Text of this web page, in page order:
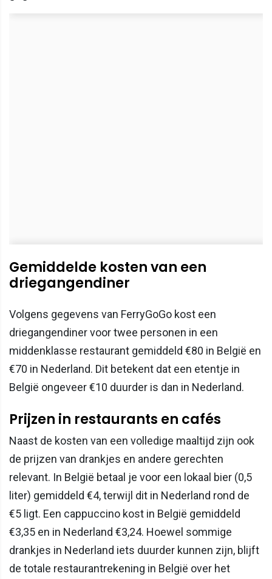
Gemiddelde kosten van een
driegangendiner
Volgens gegevens van FerryGoGo kost een
driegangendiner voor twee personen in een
middenklasse restaurant gemiddeld €80 in België en
€70 in Nederland. Dit betekent dat een etentje in
België ongeveer €10 duurder is dan in Nederland.
Prijzen in restaurants en cafés
Naast de kosten van een volledige maaltijd zijn ook
de prijzen van drankjes en andere gerechten
relevant. In België betaal je voor een lokaal bier (0,5
liter) gemiddeld €4, terwijl dit in Nederland rond de
€5 ligt. Een cappuccino kost in België gemiddeld
€3,35 en in Nederland €3,24. Hoewel sommige
drankjes in Nederland iets duurder kunnen zijn, blijft
de totale restaurantrekening in België over het